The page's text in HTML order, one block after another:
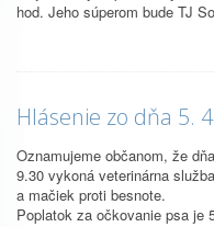
hod. Jeho súperom bude TJ
Hlásenie zo dňa 5.
Oznamujeme občanom, že
9.30 vykoná veterinárna
a mačiek proti besnote.
Poplatok za očkovanie psa je